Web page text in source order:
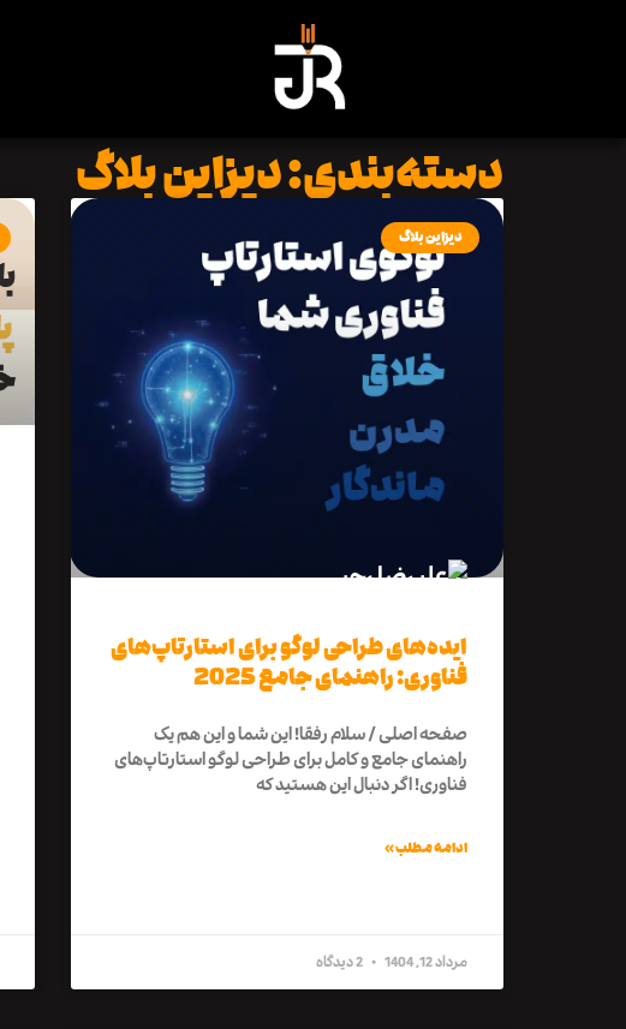
دسته‌بندی: دیزاین بلاگ
دیزاین بلاگ
ایده‌های طراحی لوگو برای استارتاپ‌های
فناوری: راهنمای جامع 2025
صفحه اصلی / سلام رفقا! این شما و این هم یک
راهنمای جامع و کامل برای طراحی لوگو استارتاپ‌های
فناوری! اگر دنبال این هستید که
ادامه مطلب »
مرداد 12, 1404